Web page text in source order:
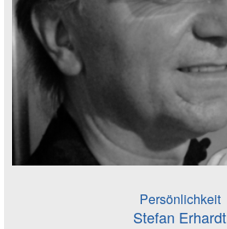
Persönlichkeit
Stefan Erhardt